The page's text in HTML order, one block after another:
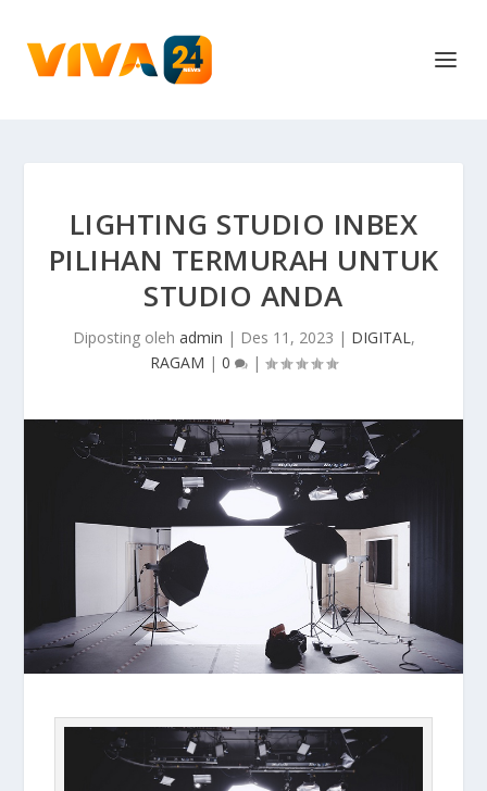
LIGHTING STUDIO INBEX
PILIHAN TERMURAH UNTUK
STUDIO ANDA
Diposting oleh admin | Des 11, 2023 | DIGITAL,
RAGAM | 0 |